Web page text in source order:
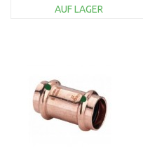
AUF LAGER